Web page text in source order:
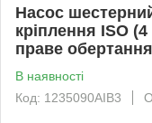
Насос
кріплення ISO
праве
В наявності
Код: 1235090AIB3